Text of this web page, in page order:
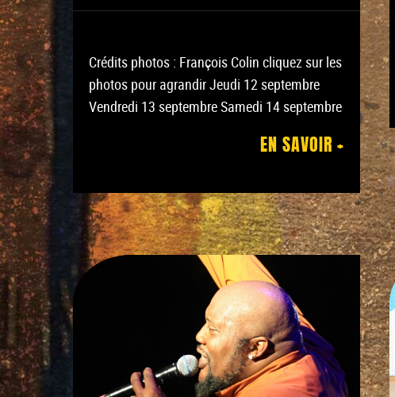
Crédits photos : François Colin cliquez sur les
photos pour agrandir Jeudi 12 septembre
Vendredi 13 septembre Samedi 14 septembre
EN SAVOIR +